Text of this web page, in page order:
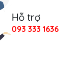
Hỗ trợ
093 333 1636